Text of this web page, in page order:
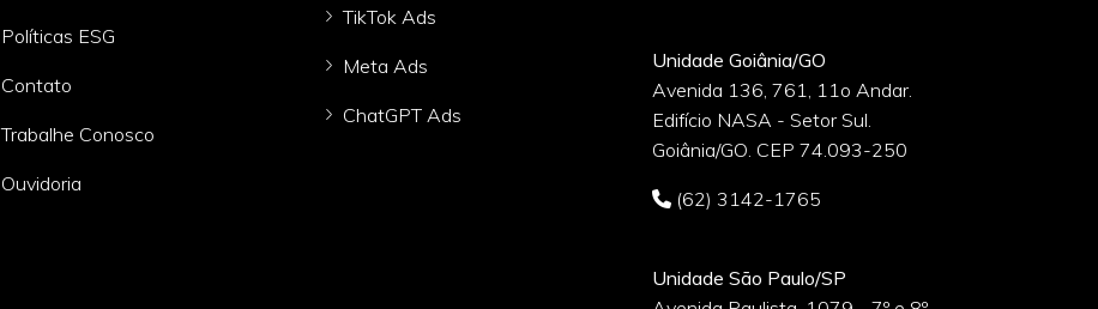
Políticas ESG
Contato
Trabalhe Conosco
Ouvidoria
TikTok Ads
Meta Ads
ChatGPT Ads
Unidade Goiânia/GO
Avenida 136, 761, 11o Andar.
Edifício NASA - Setor Sul.
Goiânia/GO. CEP 74.093-250
(62) 3142-1765
Unidade São Paulo/SP